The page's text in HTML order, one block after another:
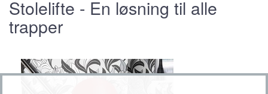
Stolelifte - En løsning til alle
trapper